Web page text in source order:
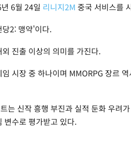
6월 24일 리니지2M 중국 서비스를
2: 맹약'이다.
진출 이상의 의미를 가진다.
시장 중 하나이며 MMORPG 장르
는 신작 흥행 부진과 실적 둔화 우려
변수로 평가받고 있다.